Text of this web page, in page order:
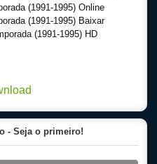
(1991-1995) Online
(1991-1995) Baixar
(1991-1995) HD
- Seja o primeiro!